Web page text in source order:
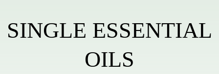
SINGLE ESSENTIAL
OILS